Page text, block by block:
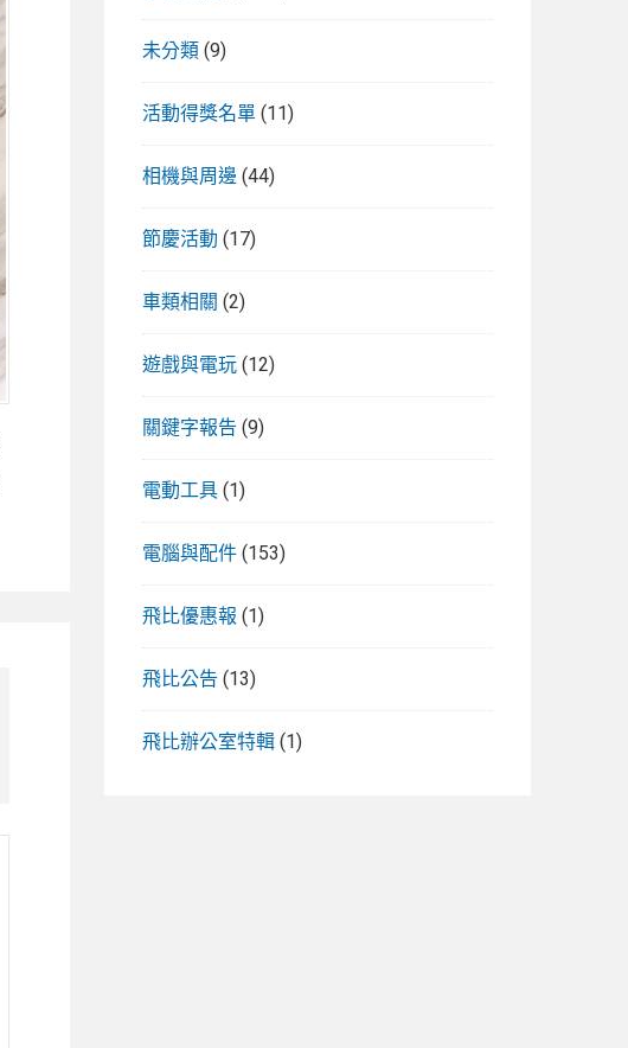
未分類 (9)
活動得獎名單 (11)
相機與周邊 (44)
節慶活動 (17)
車類相關 (2)
遊戲與電玩 (12)
關鍵字報告 (9)
電動工具 (1)
電腦與配件 (153)
飛比優惠報 (1)
飛比公告 (13)
飛比辦公室特輯 (1)